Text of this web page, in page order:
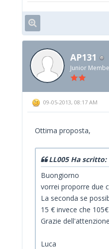
AP131
Junior
09-05-2013, 08:17 AM
Ottima proposta,
LL005 Ha scritto:
Buongiorno
vorrei proporre due
La seconda se
15 € invece che
Grazie dell'attenzione
Luca